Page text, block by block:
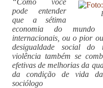
“Como você
pode entender
que a sétima
economia do mundo
internacionais, ou o pior
desigualdade social
violência também se
efetivas de melhorias da
da condição de vida
sociólogo